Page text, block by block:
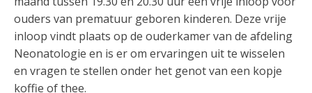
ouders van prematuur geboren kinderen. Deze vrije
inloop vindt plaats op de ouderkamer van de afdeling
Neonatologie en is er om ervaringen uit te wisselen
en vragen te stellen onder het genot van een kopje
koffie of thee.